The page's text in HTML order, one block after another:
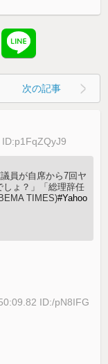
次の記事
員が自席から7回ヤ
しょ？」「総理辞任
TIMES)#Yahoo
ID:/pN8IFG